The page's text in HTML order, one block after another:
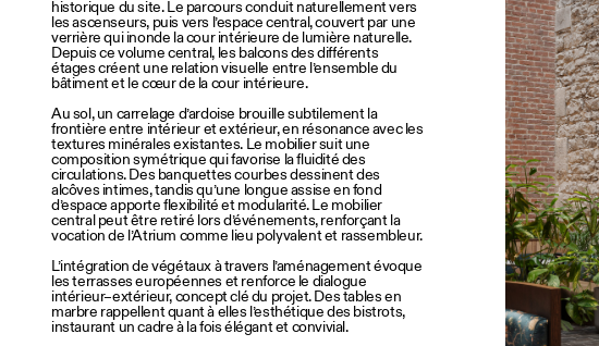
historique du site. Le parcours conduit naturellement vers
les ascenseurs, puis vers l’espace central, couvert par une
verrière qui inonde la cour intérieure de lumière naturelle.
Depuis ce volume central, les balcons des différents
étages créent une relation visuelle entre l’ensemble du
bâtiment et le cœur de la cour intérieure.
Au sol, un carrelage d’ardoise brouille subtilement la
frontière entre intérieur et extérieur, en résonance avec les
textures minérales existantes. Le mobilier suit une
composition symétrique qui favorise la fluidité des
circulations. Des banquettes courbes dessinent des
alcôves intimes, tandis qu’une longue assise en fond
d’espace apporte flexibilité et modularité. Le mobilier
central peut être retiré lors d’événements, renforçant la
vocation de l’Atrium comme lieu polyvalent et rassembleur.
L’intégration de végétaux à travers l’aménagement évoque
les terrasses européennes et renforce le dialogue
intérieur–extérieur, concept clé du projet. Des tables en
marbre rappellent quant à elles l’esthétique des bistrots,
instaurant un cadre à la fois élégant et convivial.